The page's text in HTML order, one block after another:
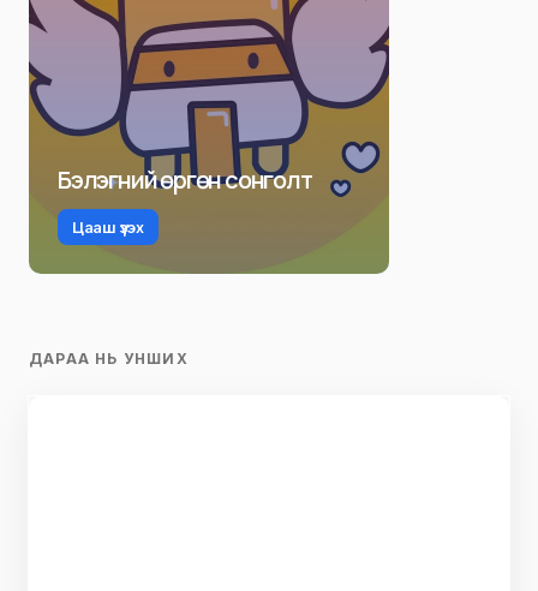
Бэлэгний өргөн сонголт
Цааш үзэх
ДАРАА НЬ УНШИХ